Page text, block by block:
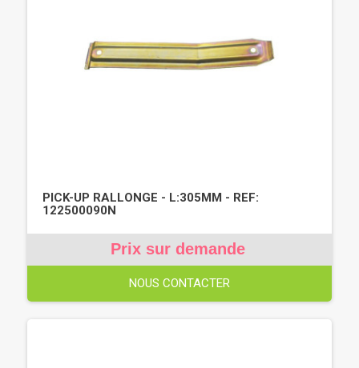
PICK-UP RALLONGE - L:305MM - REF:
122500090N
Prix sur demande
NOUS CONTACTER